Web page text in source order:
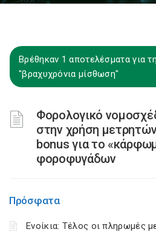
Βρέθηκαν 1 αποτελέσματα για
"βραχυχρόνια μίσθωση"
Φορολογικό
στην χρήση
bonus για το
φοροφυγάδων
Πρόσφατα
Ενοίκια: Τέλος οι πληρωμές